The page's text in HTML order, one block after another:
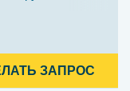
ЗАПРОС